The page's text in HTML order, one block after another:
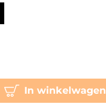
In winkelwagen